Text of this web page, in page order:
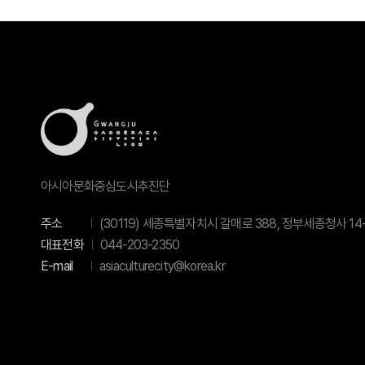
아시아문화중심도시추진단
주소
(30119) 세종특별자치시 갈매로 388, 정부세종청사
대표전화
044-203-2350
E-mail
asiaculturecity@korea.kr